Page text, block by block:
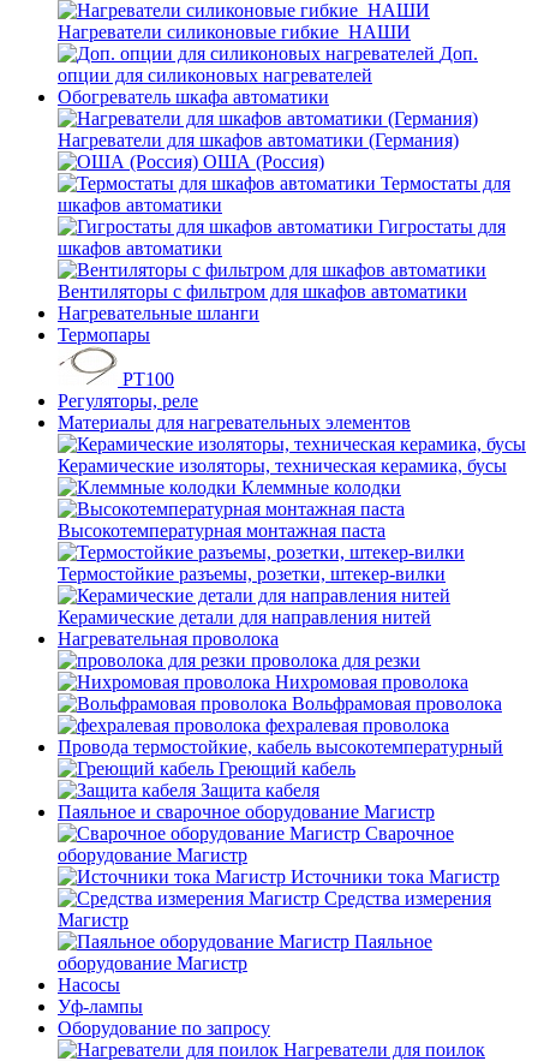
Нагреватели силиконовые гибкие_НАШИ
Доп.
опции для силиконовых нагревателей
Обогреватель шкафа автоматики
Нагреватели для шкафов автоматики (Германия)
ОША (Россия)
Термостаты для
шкафов автоматики
Гигростаты для
шкафов автоматики
Вентиляторы с фильтром для шкафов автоматики
Нагревательные шланги
Термопары
PT100
Регуляторы, реле
Материалы для нагревательных элементов
Керамические изоляторы, техническая керамика, бусы
Клеммные колодки
Высокотемпературная монтажная паста
Термостойкие разъемы, розетки, штекер-вилки
Керамические детали для направления нитей
Нагревательная проволока
проволока для резки
Нихромовая проволока
Вольфрамовая проволока
фехралевая проволока
Провода термостойкие, кабель высокотемпературный
Греющий кабель
Защита кабеля
Паяльное и сварочное оборудование Магистр
Сварочное
оборудование Магистр
Источники тока Магистр
Средства измерения
Магистр
Паяльное
оборудование Магистр
Насосы
Уф-лампы
Оборудование по запросу
Нагреватели для поилок